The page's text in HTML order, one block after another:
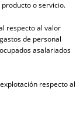
o servicio.
respecto al valor
de personal
asalariados
respecto al